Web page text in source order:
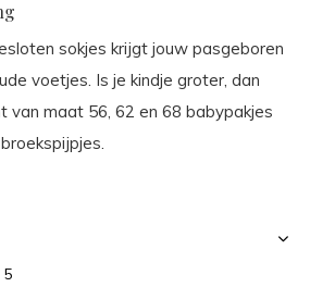
sokjes krijgt jouw pasgeboren
voetjes. Is je kindje groter, dan
van maat 56, 62 en 68 babypakjes
5